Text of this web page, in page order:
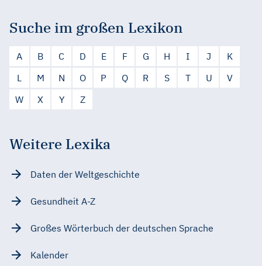
Suche im großen Lexikon
A B C D E F G H I J
K
L
M N O P Q R S T U
V
W
X Y Z
Weitere Lexika
Daten der Weltgeschichte
Gesundheit A-Z
Großes Wörterbuch der deutschen Sprache
Kalender